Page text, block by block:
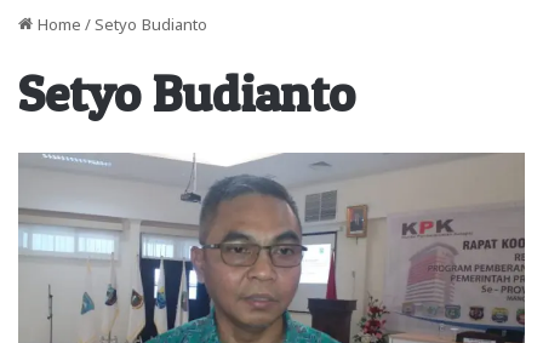
Home / Setyo Budianto
Setyo Budianto